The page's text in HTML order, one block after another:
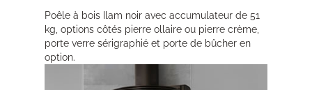
Poêle à bois Ilam noir avec accumulateur de 51
kg, options côtés pierre ollaire ou pierre crème,
porte verre sérigraphié et porte de bûcher en
option.